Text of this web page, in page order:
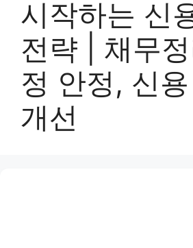
시작하는 신
전략 | 채무
정 안정, 신
개선